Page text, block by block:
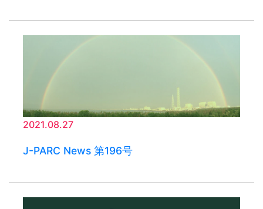
2021.08.27
J-PARC News 第196号